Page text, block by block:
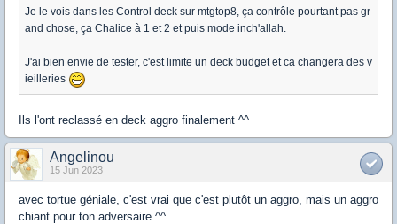
Je le vois dans les Control deck sur mtgtop8, ça contrôle pourtant pas gr
and chose, ça Chalice à 1 et 2 et puis mode inch'allah.
J'ai bien envie de tester, c'est limite un deck budget et ca changera des v
ieilleries
Ils l'ont reclassé en deck aggro finalement ^^
Angelinou
15 Jun 2023
avec tortue géniale, c'est vrai que c'est plutôt un aggro, mais un aggro
chiant pour ton adversaire ^^